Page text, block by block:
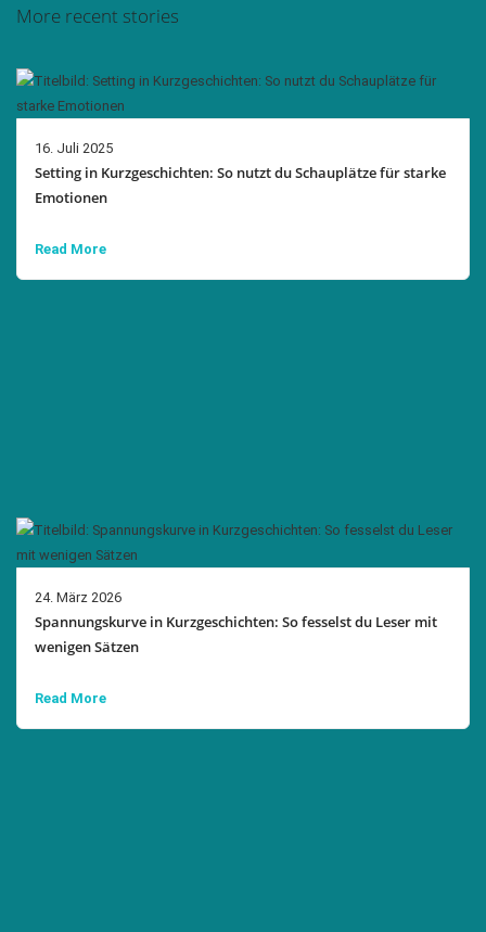
More recent stories
16. Juli 2025
Setting in Kurzgeschichten: So nutzt du Schauplätze für starke
Emotionen
Read More
24. März 2026
Spannungskurve in Kurzgeschichten: So fesselst du Leser mit
wenigen Sätzen
Read More